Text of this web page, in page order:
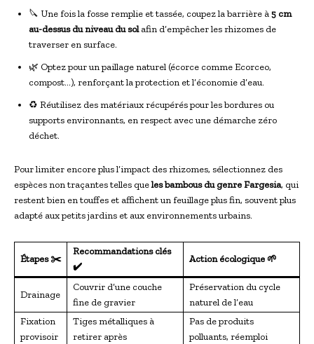
🔪 Une fois la fosse remplie et tassée, coupez la barrière à5 cm
au-dessus du niveau du solafin d’empêcher les rhizomes de
traverser en surface.
🌿 Optez pour un paillage naturel (écorce comme Ecorceo,
compost…), renforçant la protection et l’économie d’eau.
♻️ Réutilisez des matériaux récupérés pour les bordures ou
supports environnants, en respect avec une démarche zéro
déchet.
Pour limiter encore plus l’impact des rhizomes, sélectionnez des
espèces non traçantes telles queles bambous du genre Fargesia, qui
restent bien en touffes et affichent un feuillage plus fin, souvent plus
adapté aux petits jardins et aux environnements urbains.
Étapes ✂️
Recommandations clés
✔️
Action écologique 🌱
Drainage
Couvrir d’une couche
fine de gravier
Préservation du cycle
naturel de l’eau
Fixation
provisoir
Tiges métalliques à
retirer après
Pas de produits
polluants, réemploi